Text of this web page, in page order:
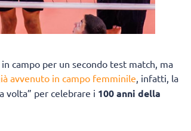
campo per un secondo test match, ma
avvenuto in campo femminile , infatti, la
volta” per celebrare i 100 anni della